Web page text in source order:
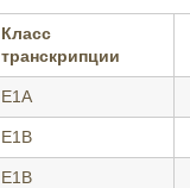
Класс
транскрипции
E1A
E1B
E1B